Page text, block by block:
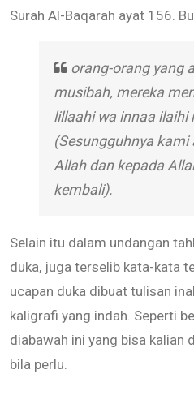
Surah Al-Baqarah ayat 156.
orang-orang yang
musibah, mereka
lillaahi wa innaa ilaihi
(Sesungguhnya kami
Allah dan kepada
kembali).
Selain itu dalam undangan
duka, juga terselib kata-kata
ucapan duka dibuat tulisan
kaligrafi yang indah. Seperti
diabawah ini yang bisa kalian
bila perlu.